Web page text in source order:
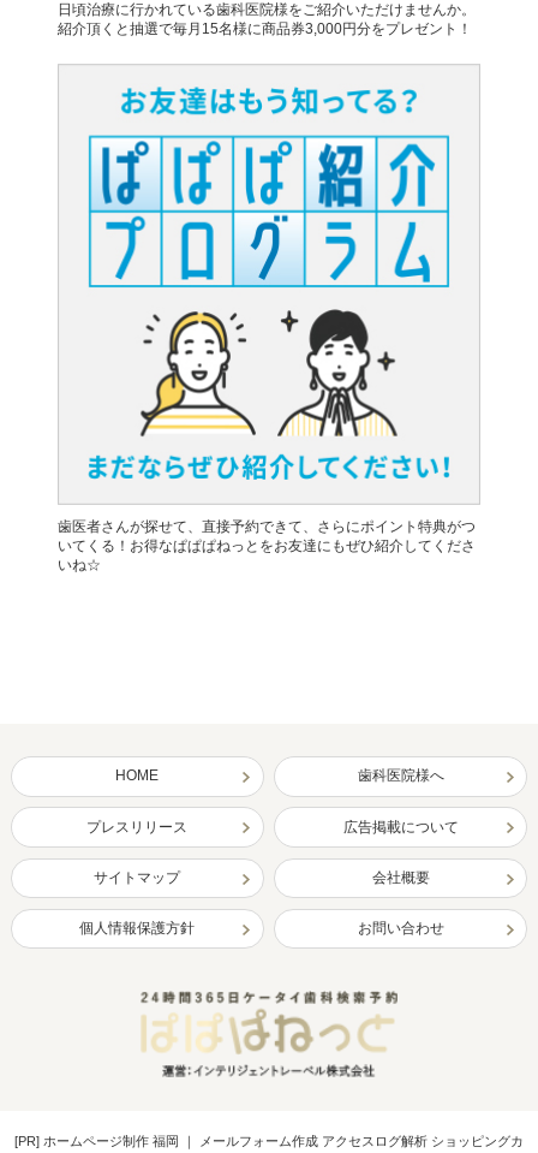
日頃治療に行かれている歯科医院様をご紹介いただけませんか。
紹介頂くと抽選で毎月15名様に商品券3,000円分をプレゼント！
歯医者さんが探せて、直接予約できて、さらにポイント特典がつ
いてくる！お得なぱぱぱねっとをお友達にもぜひ紹介してくださ
いね☆
HOME 歯科医院様へ
プレスリリース 広告掲載について
サイトマップ 会社概要
個人情報保護方針 お問い合わせ
[PR] ホームページ制作 福岡 メールフォーム作成 アクセスログ解析 ショッピングカ